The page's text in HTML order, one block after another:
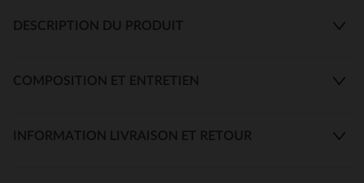
DESCRIPTION DU PRODUIT
COMPOSITION ET ENTRETIEN
INFORMATION LIVRAISON ET RETOUR